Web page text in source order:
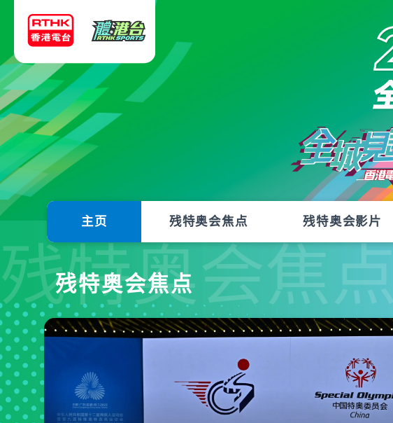
主页 残特奥会焦点 残特奥会影片
残特奥会焦点
残特奥会焦点